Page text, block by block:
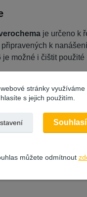
je určeno k
k
možné i čištit použité
postupu
a olejových nátěrů
stránky
s jejich použitím.
můžete odmítnout